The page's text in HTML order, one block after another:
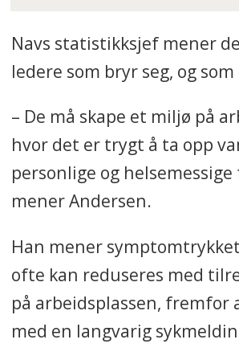
Navs statistikksjef mener
ledere som bryr seg, og
– De må skape et miljø på
hvor det er trygt å ta opp
personlige og
mener Andersen.
Han mener
ofte kan reduseres med
på arbeidsplassen, fremfor
med en langvarig